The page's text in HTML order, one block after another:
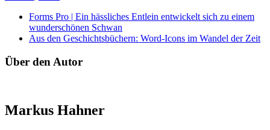
Forms Pro | Ein hässliches Entlein entwickelt sich zu einem
wunderschönen Schwan
Aus den Geschichtsbüchern: Word-Icons im Wandel der Zeit
Über den Autor
Markus Hahner